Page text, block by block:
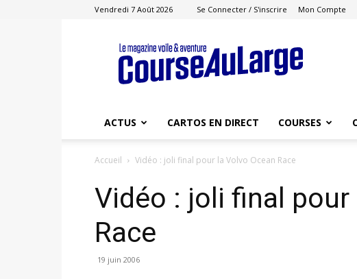
Vendredi 7 Août 2026 Se Connecter / S'inscrire Mon Compte
Course
au
Large
ACTUS CARTOS EN DIRECT COURSES
Accueil Vidéo : joli final pour la Volvo Ocean Race
Vidéo : joli final pour
Race
19 juin 2006